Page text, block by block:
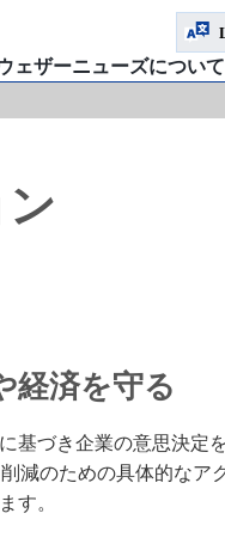
ェザーニューズについて
経済を守る
基づき企業の意思決定
減のための具体的な